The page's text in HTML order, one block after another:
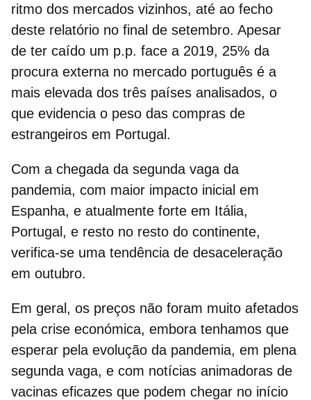
ritmo dos mercados vizinhos, até ao fecho
deste relatório no final de setembro. Apesar
de ter caído um p.p. face a 2019, 25% da
procura externa no mercado português é a
mais elevada dos três países analisados, o
que evidencia o peso das compras de
estrangeiros em Portugal.
Com a chegada da segunda vaga da
pandemia, com maior impacto inicial em
Espanha, e atualmente forte em Itália,
Portugal, e resto no resto do continente,
verifica-se uma tendência de desaceleração
em outubro.
Em geral, os preços não foram muito afetados
pela crise económica, embora tenhamos que
esperar pela evolução da pandemia, em plena
segunda vaga, e com notícias animadoras de
vacinas eficazes que podem chegar no início